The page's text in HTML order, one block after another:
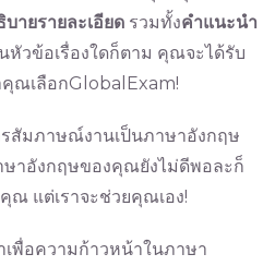
ายรายละเอียด รวมทั้งคำแนะนำ
หัวข้อเรื่องใดก็ตาม คุณจะได้รับ
คุณเลือกGlobalExam!
สัมภาษณ์งานเป็นภาษาอังกฤษ
ษาอังกฤษของคุณยังไม่ดีพอละก็
ณ แต่เราจะช่วยคุณเอง!
พื่อความก้าวหน้าในภาษา